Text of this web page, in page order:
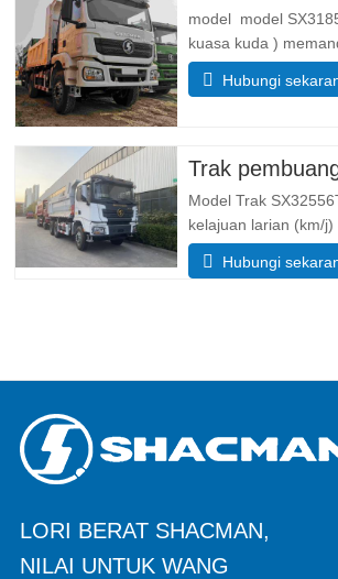
model model SX3185MN38 2 ( 300
kuasa kuda ) memandu taip borang
memandu 4*4 Berat badan parameter
berat lengkap membendung jisim (kg)
Hubungi
Model Trak SX32556T384C Max.
kelajuan larian (km/j) 85 Sistem Pemacu
6× 4 Dimensi (L*W*H)(mm) Keseluruhan
8385*2490*3450 Buang badan
Hubungi
LORI BERAT SHACMAN,
NILAI UNTUK WANG